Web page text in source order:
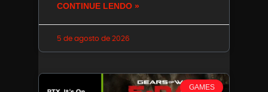
CONTINUE LENDO »
5 de agosto de 2026
GAMES